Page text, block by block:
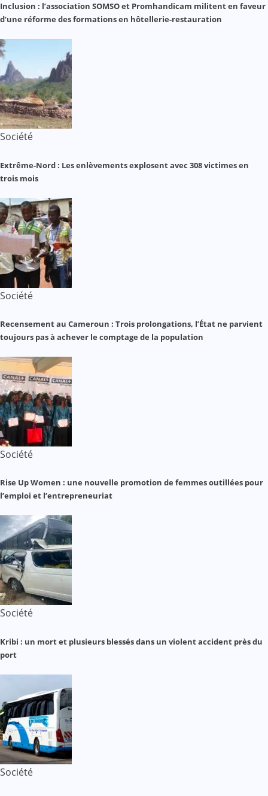
Inclusion : l’association SOMSO et Promhandicam militent en faveur
d’une réforme des formations en hôtellerie-restauration
Société
Extrême-Nord : Les enlèvements explosent avec 308 victimes en
trois mois
Société
Recensement au Cameroun : Trois prolongations, l’État ne parvient
toujours pas à achever le comptage de la population
Société
Rise Up Women : une nouvelle promotion de femmes outillées pour
l’emploi et l’entrepreneuriat
Société
Kribi : un mort et plusieurs blessés dans un violent accident près du
port
Société